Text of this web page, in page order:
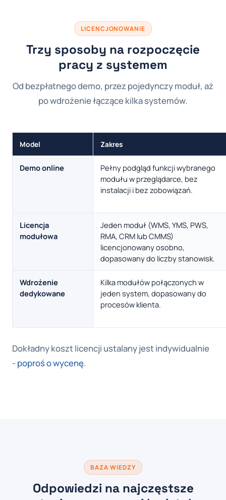
LICENCJONOWANIE
Trzy sposoby na rozpoczęcie
pracy z systemem
Od bezpłatnego demo, przez pojedynczy moduł, aż
po wdrożenie łączące kilka systemów.
Model Zakres
Demo online
Pełny podgląd funkcji wybranego
modułu w przeglądarce, bez
instalacji i bez zobowiązań.
Licencja
modułowa
Jeden moduł (WMS, YMS, PWS,
RMA, CRM lub CMMS)
licencjonowany osobno,
dopasowany do liczby stanowisk.
Wdrożenie
dedykowane
Kilka modułów połączonych w
jeden system, dopasowany do
procesów klienta.
Dokładny koszt licencji ustalany jest indywidualnie
- poproś o wycenę.
BAZA WIEDZY
Odpowiedzi na najczęstsze